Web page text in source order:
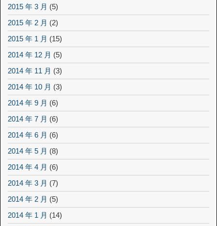
2015 年 3 月 (5)
2015 年 2 月 (2)
2015 年 1 月 (15)
2014 年 12 月 (5)
2014 年 11 月 (3)
2014 年 10 月 (3)
2014 年 9 月 (6)
2014 年 7 月 (6)
2014 年 6 月 (6)
2014 年 5 月 (8)
2014 年 4 月 (6)
2014 年 3 月 (7)
2014 年 2 月 (5)
2014 年 1 月 (14)